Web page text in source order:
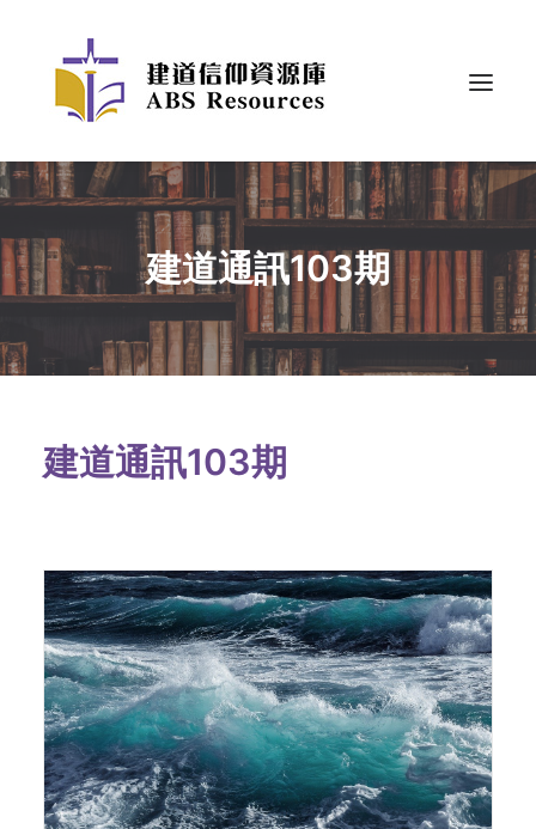
建道通訊103期
建道通訊103期